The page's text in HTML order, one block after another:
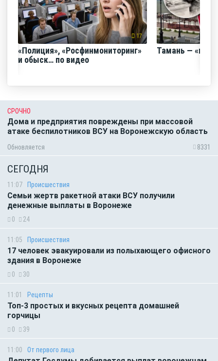
17
«Полиция», «Росфинмониторинг»
и обыск… по видео
Тамань —
СРОЧНО
Дома и предприятия повреждены при массовой
атаке беспилотников ВСУ на Воронежскую область
Обновляется 8331
СЕГОДНЯ
11:07 Происшествия
Семьи жертв ракетной атаки ВСУ получили
денежные выплаты в Воронеже
0 24
11:05 Происшествия
17 человек эвакуировали из полыхающего офисного
здания в Воронеже
0 30
11:01 Рецепты
Топ-3 простых и вкусных рецепта домашней
горчицы
0 39
11:00 От первого лица